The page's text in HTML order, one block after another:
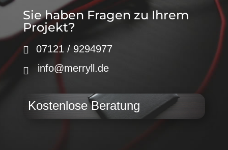
Sie haben Fragen zu Ihrem
Projekt?
07121 / 9294977
info@merryll.de
Kostenlose Beratung